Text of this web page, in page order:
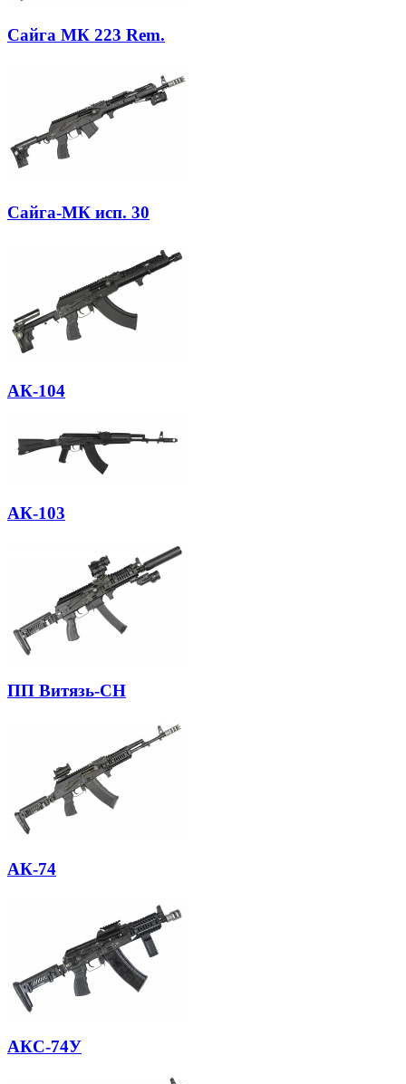
Сайга МК 223 Rem.
Сайга-МК исп. 30
АК-104
АК-103
ПП Витязь-СН
АК-74
АКС-74У